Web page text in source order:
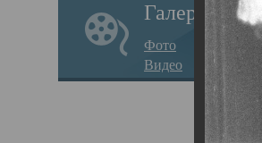
Галерея
Фото
Видео